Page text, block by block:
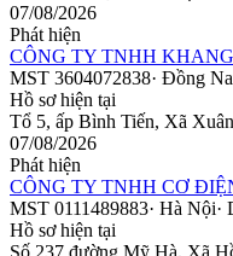
07/08/2026
Phát hiện
CÔNG TY TNHH
MST 3604072838· Đồng
Hồ sơ hiện tại
Tổ 5, ấp Bình Tiến, Xã
07/08/2026
Phát hiện
CÔNG TY TNHH CƠ
MST 0111489883· Hà Nội·
Hồ sơ hiện tại
Số 237 đường Mỹ Hà, Xã